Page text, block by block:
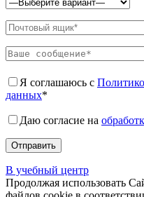
Я соглашаюсь с
данных*
Даю согласие на
В учебный центр
Продолжая использовать